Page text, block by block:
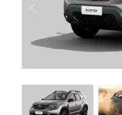
Anterior